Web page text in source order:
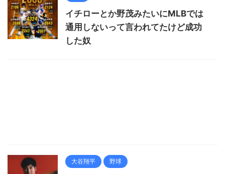
イチローとか野茂みたいにMLBでは
通用しないって言われてたけど成功
した奴
大谷翔平 野球